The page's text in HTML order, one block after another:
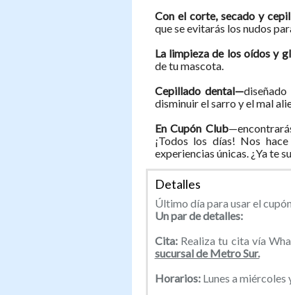
Con el corte, secado y
que se evitarás los nudos
La limpieza de los oídos y
de tu mascota.
Cepillado dental—
disminuir el sarro y el mal
En Cupón Club
¡Todos los días! Nos
experiencias únicas. ¿Ya te
Detalles
Último día para usar el
Un par de detalles:
Cita: Realiza tu cita vía
sucursal de Metro Sur.
Horarios: Lunes a miércoles